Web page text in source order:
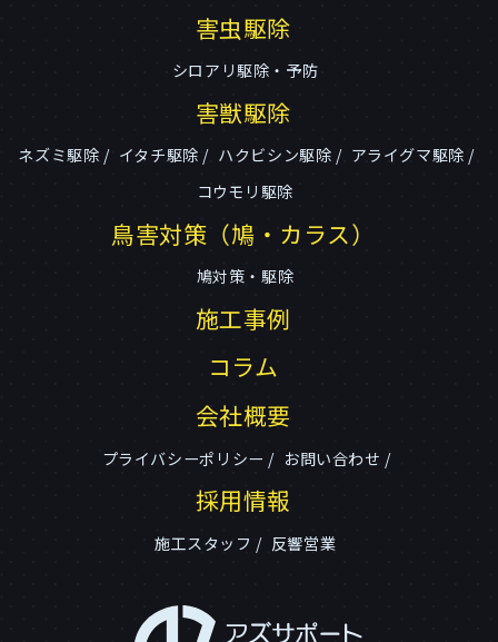
害虫駆除
シロアリ駆除・予防
害獣駆除
ネズミ駆除 イタチ駆除 ハクビシン駆除
アライグマ駆除
コウモリ駆除
鳥害対策（鳩・カラス）
鳩対策・駆除
施工事例
コラム
会社概要
プライバシーポリシー お問い合わせ
採用情報
施工スタッフ 反響営業